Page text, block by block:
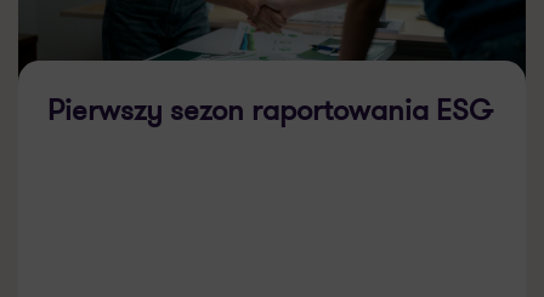
Pierwszy sezon raportowania ESG